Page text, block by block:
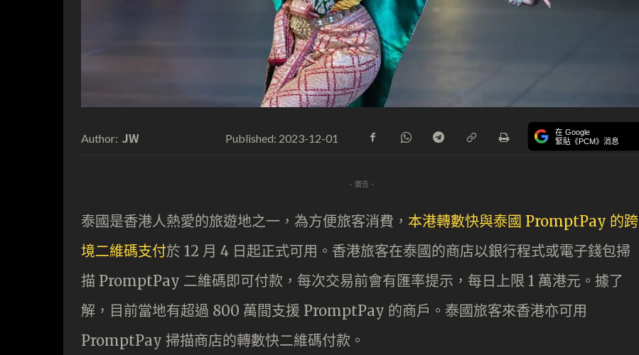
Author: JW Published: 2023-12-01 在 Google
緊貼《PCM》消息
- 廣告 -
泰國是香港人熱愛的旅遊地之一，為方便旅客消費， 本港轉數快與泰國 PromptPay 的跨
境二維碼支付於 12 月 4 日起正式可用。香港旅客在泰國的商店以銀行程式或電子錢包掃
描 PromptPay 二維碼即可付款，每次交易前會有匯率提示，每日上限 1 萬港元。據了
解，目前當地有超過 800 萬間支援 PromptPay 的商戶。泰國旅客來香港亦可用
PromptPay 掃描商店的轉數快二維碼付款。